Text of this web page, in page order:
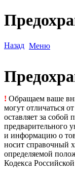
Назад Меню
! Обращаем ваше
могут отличаться
оставляет за собой
предварительного
и информацию о
носит справочный
определяемой
Кодекса